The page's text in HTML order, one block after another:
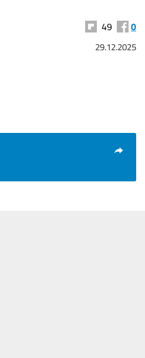
49 0
29.12.2025